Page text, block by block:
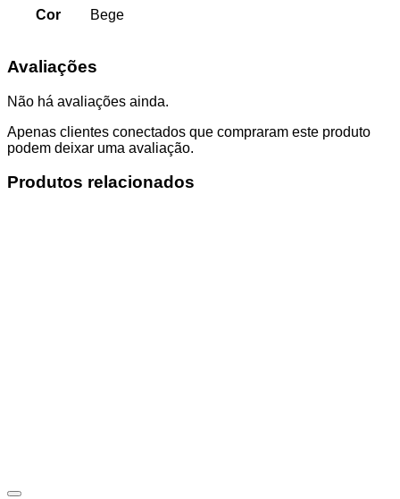
Cor Bege
Avaliações
Não há avaliações ainda.
Apenas clientes conectados que compraram este produto
podem deixar uma avaliação.
Produtos relacionados